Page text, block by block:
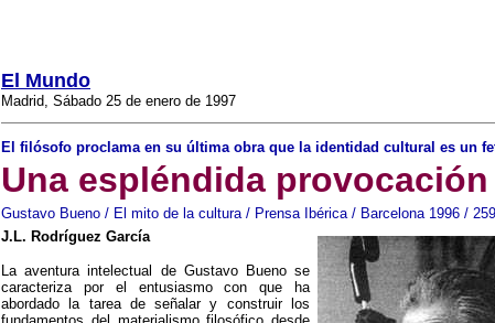
El Mundo
Madrid, Sábado 25 de enero de 1997
El filósofo proclama en su última obra que la identidad cultural es un
Una espléndida provocación
Gustavo Bueno / El mito de la cultura / Prensa Ibérica / Barcelona 1996 /
J.L. Rodríguez García
La aventura intelectual de Gustavo Bueno se
caracteriza por el entusiasmo con que ha
abordado la tarea de señalar y construir los